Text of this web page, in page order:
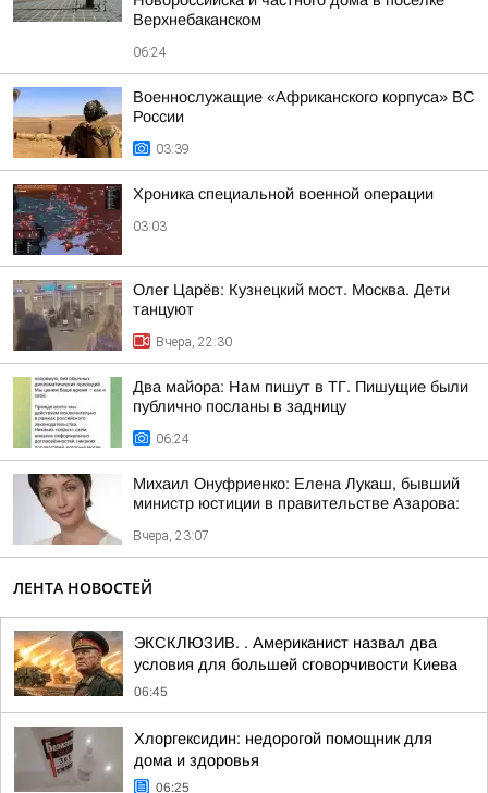
Верхнебаканском
06:24
Военнослужащие «Африканского корпуса» ВС
России
03:39
Хроника специальной военной операции
03:03
Олег Царёв: Кузнецкий мост. Москва. Дети
танцуют
Вчера, 22:30
Два майора: Нам пишут в ТГ. Пишущие были
публично посланы в задницу
06:24
Михаил Онуфриенко: Елена Лукаш, бывший
министр юстиции в правительстве Азарова:
Вчера, 23:07
ЛЕНТА НОВОСТЕЙ
ЭКСКЛЮЗИВ. . Американист назвал два
условия для большей сговорчивости Киева
06:45
Хлоргексидин: недорогой помощник для
дома и здоровья
06:25